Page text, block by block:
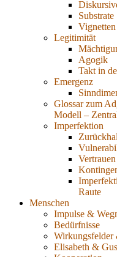
Substrate
Vignetten
Legitimität
Agogik
Takt in
Emergenz
Glossar zum
Modell –
Imperfektion
Vertrauen
Raute
Menschen
Impulse &
Bedürfnisse
Wirkungsfelder
Elisabeth &